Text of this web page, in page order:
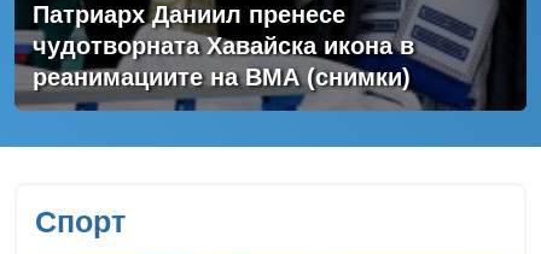
Патриарх Даниил пренесе
чудотворната Хавайска икона в
реанимациите на ВМА (снимки)
Спорт